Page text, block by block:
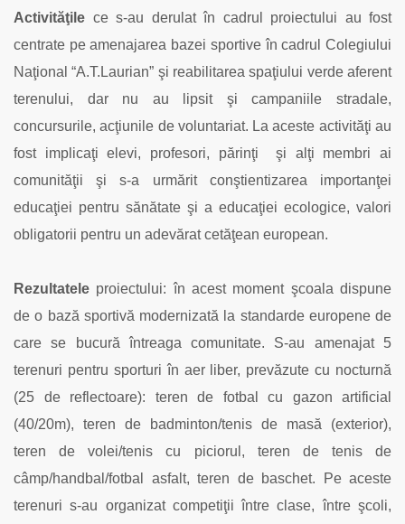
Activităţile ce s-au derulat în cadrul proiectului au fost
centrate pe amenajarea bazei sportive în cadrul Colegiului
Naţional “A.T.Laurian” şi reabilitarea spaţiului verde aferent
terenului, dar nu au lipsit şi campaniile stradale,
concursurile, acţiunile de voluntariat. La aceste activităţi au
fost implicaţi elevi, profesori, părinţi şi alţi membri ai
comunităţii şi s-a urmărit conştientizarea importanţei
educaţiei pentru sănătate şi a educaţiei ecologice, valori
obligatorii pentru un adevărat cetăţean european.
Rezultatele proiectului: în acest moment şcoala dispune
de o bază sportivă modernizată la standarde europene de
care se bucură întreaga comunitate. S-au amenajat 5
terenuri pentru sporturi în aer liber, prevăzute cu nocturnă
(25 de reflectoare): teren de fotbal cu gazon artificial
(40/20m), teren de badminton/tenis de masă (exterior),
teren de volei/tenis cu piciorul, teren de tenis de
câmp/handbal/fotbal asfalt, teren de baschet. Pe aceste
terenuri s-au organizat competiţii între clase, între şcoli,